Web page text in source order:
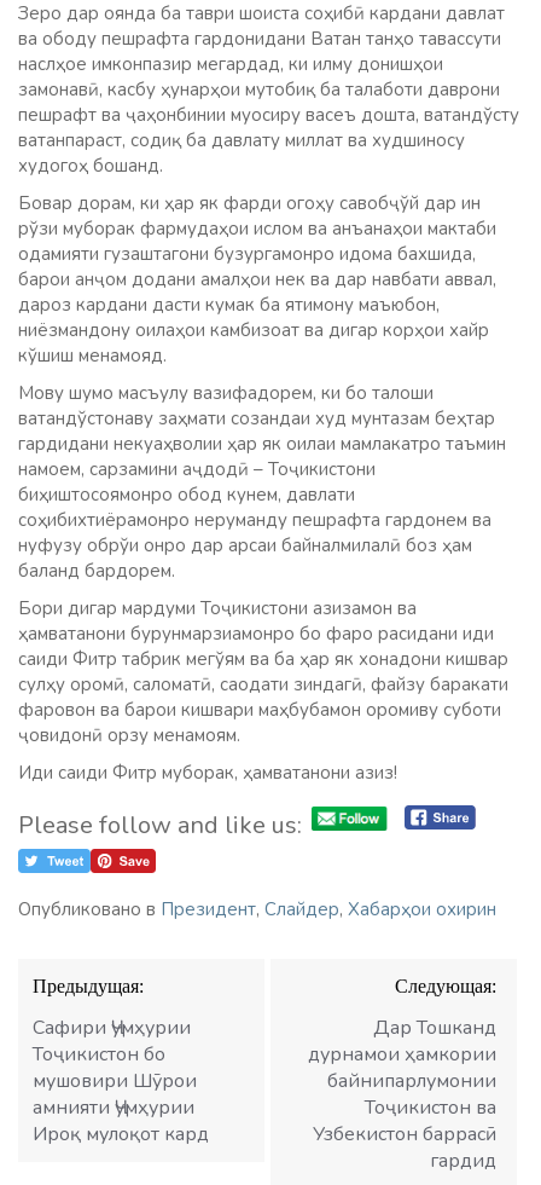
Зеро дар оянда ба таври шоиста соҳибӣ кардани давлат
ва ободу пешрафта гардонидани Ватан танҳо тавассути
наслҳое имконпазир мегардад, ки илму донишҳои
замонавӣ, касбу ҳунарҳои мутобиқ ба талаботи даврони
пешрафт ва ҷаҳонбинии муосиру васеъ дошта, ватандўсту
ватанпараст, содиқ ба давлату миллат ва худшиносу
худогоҳ бошанд.
Бовар дорам, ки ҳар як фарди огоҳу савобҷўй дар ин
рўзи муборак фармудаҳои ислом ва анъанаҳои мактаби
одамияти гузаштагони бузургамонро идома бахшида,
барои анҷом додани амалҳои нек ва дар навбати аввал,
дароз кардани дасти кумак ба ятимону маъюбон,
ниёзмандону оилаҳои камбизоат ва дигар корҳои хайр
кўшиш менамояд.
Мову шумо масъулу вазифадорем, ки бо талоши
ватандўстонаву заҳмати созандаи худ мунтазам беҳтар
гардидани некуаҳволии ҳар як оилаи мамлакатро таъмин
намоем, сарзамини аҷдодӣ – Тоҷикистони
биҳиштосоямонро обод кунем, давлати
соҳибихтиёрамонро неруманду пешрафта гардонем ва
нуфузу обрўи онро дар арсаи байналмилалӣ боз ҳам
баланд бардорем.
Бори дигар мардуми Тоҷикистони азизамон ва
ҳамватанони бурунмарзиамонро бо фаро расидани иди
саиди Фитр табрик мегўям ва ба ҳар як хонадони кишвар
сулҳу оромӣ, саломатӣ, саодати зиндагӣ, файзу баракати
фаровон ва барои кишвари маҳбубамон оромиву суботи
ҷовидонӣ орзу менамоям.
Иди саиди Фитр муборак, ҳамватанони азиз!
Please follow and like us:
Опубликовано в Президент, Слайдер, Хабарҳои охирин
Навигация
по
записям
Предыдущая:
Сафири Ҷумҳурии
Тоҷикистон бо
мушовири Шӯрои
амнияти Ҷумҳурии
Ироқ мулоқот кард
Следующая:
Дар Тошканд
дурнамои ҳамкории
байнипарлумонии
Тоҷикистон ва
Узбекистон баррасӣ
гардид